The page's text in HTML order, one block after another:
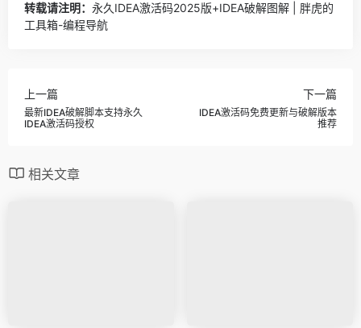
转载请注明： 永久IDEA激活码2025版+IDEA破解图解 | 胖虎的
工具箱-编程导航
上一篇
最新IDEA破解脚本支持永久
IDEA激活码授权
下一篇
IDEA激活码免费更新与破解版本
推荐
相关文章